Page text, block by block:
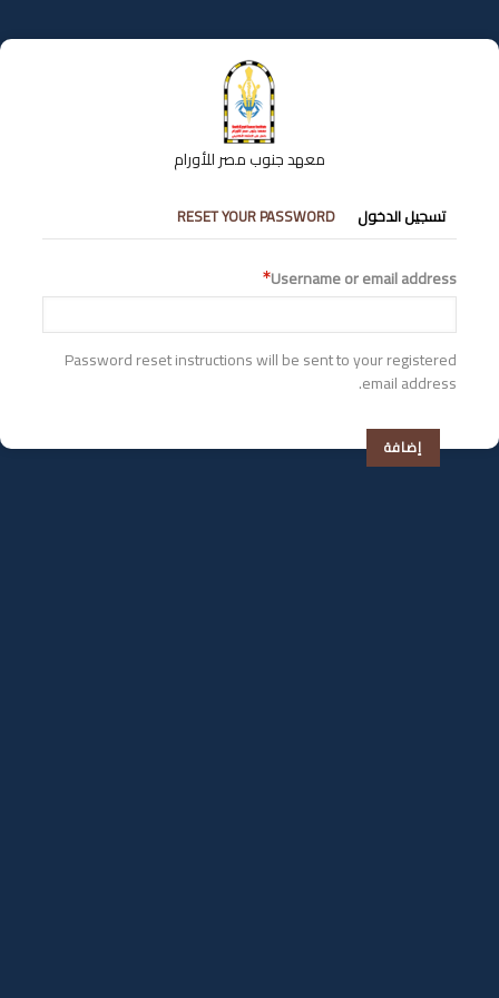
إلى
المحتوى
معهد جنوب مصر للأورام
التبويبات
الأساسية
تسجيل الدخول RESET YOUR PASSWORD
Username or email address
Password reset instructions will be sent to your registered
email address.